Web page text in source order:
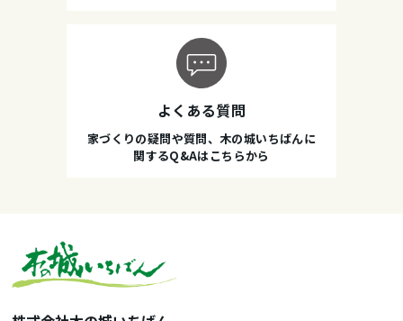
よくある質問
家づくりの疑問や質問、木の城いちばんに
関するQ&Aはこちらから